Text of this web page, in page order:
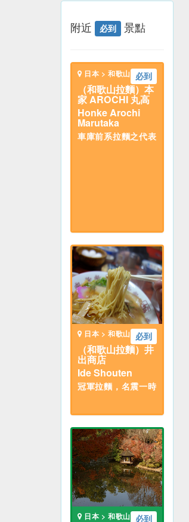
附近 必到 景點
必到
日本 > 和歌山
（和歌山拉麵）本
家 AROCHI 丸高
Honke Arochi
Marutaka
車庫前系拉麵之代表
必到
日本 > 和歌山
（和歌山拉麵）井
出商店
Ide Shouten
冠軍拉麵，名震一時
必到
日本 > 和歌山